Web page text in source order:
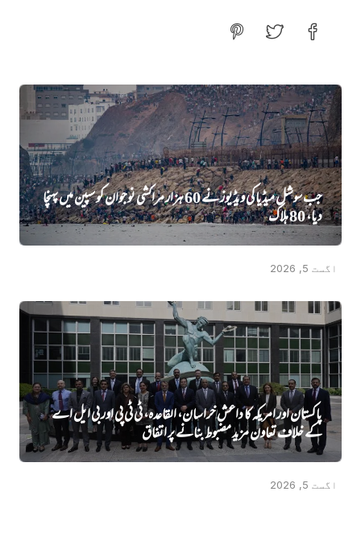
جب سوشل میڈیا کی ویڈیوز نے 60 ہزار مراکشی نوجوان کو سپین میں پہنچا
دیا، 80 ہلاک
اگست 5, 2026
پاکستان اور امریکہ کا داعش خراسان، القاعدہ، ٹی ٹی پی اور بی ایل اے
کے خلاف تعاون مزید مضبوط بنانے پر اتفاق
اگست 5, 2026